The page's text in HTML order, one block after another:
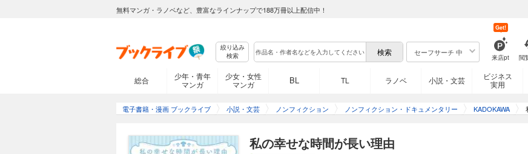
無料マンガ・ラノベなど、豊富なラインナップで188万冊以上配信中！
絞り込み
検索
セーフサーチ 中
来店pt
Get!
閲
総合
少年・青年
マンガ
少女・女性
マンガ
BL TL ラノベ 小説・文芸
ビジネス
実用
電子書籍・漫画 ブックライブ 小説・文芸 ノンフィクション ノンフィクション・ドキュメンタリー KADOKAWA
私の幸せな時間が長い理由